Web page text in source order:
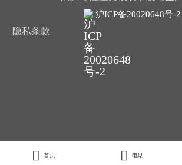
沪ICP备20020648号-2
隐私条款
扫一扫关注恩邦
 首页  电话